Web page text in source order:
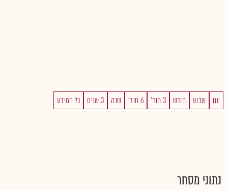
יום שבוע חודש 3 חוד' 6 חוד' שנה 3 שנים כל המידע
נתוני מסחר